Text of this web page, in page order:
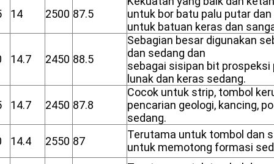
14 2500 87.5
untuk bor batu palu putar
untuk batuan keras dan
14.7 2450 88.5
Sebagian besar digunakan
dan sedang dan
sebagai sisipan bit
lunak dan keras sedang.
14.7 2450 87.8
Cocok untuk strip, tombol
pencarian geologi, kancing,
sedang.
14.4 2550 87
Terutama untuk tombol dan
untuk memotong formasi